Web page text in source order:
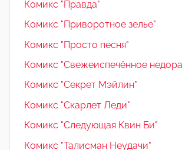
Комикс "Правда"
Комикс "Приворотное зелье"
Комикс "Просто песня"
Комикс "Свежеиспечённое
Комикс "Секрет Мэйлин"
Комикс "Скарлет Леди"
Комикс "Следующая Квин Би"
Комикс "Талисман Неудачи"